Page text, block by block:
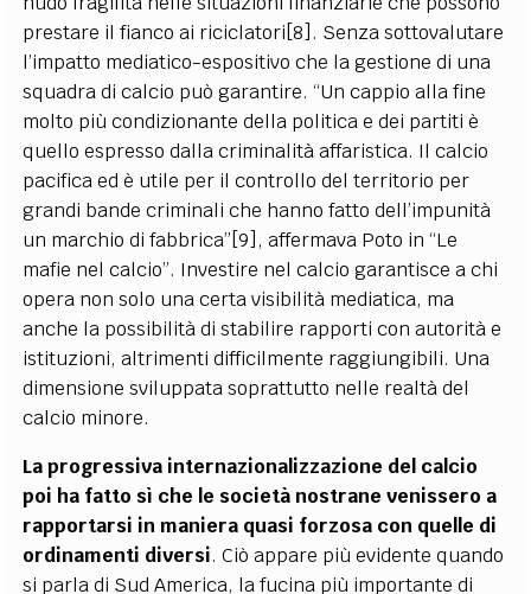
prestare il fianco ai riciclatori[8]. Senza sottovalutare
l’impatto mediatico-espositivo che la gestione di una
squadra di calcio può garantire. “Un cappio alla fine
molto più condizionante della politica e dei partiti è
quello espresso dalla criminalità affaristica. Il calcio
pacifica ed è utile per il controllo del territorio per
grandi bande criminali che hanno fatto dell’impunità
un marchio di fabbrica”[9], affermava Poto in “Le
mafie nel calcio”. Investire nel calcio garantisce a chi
opera non solo una certa visibilità mediatica, ma
anche la possibilità di stabilire rapporti con autorità e
istituzioni, altrimenti difficilmente raggiungibili. Una
dimensione sviluppata soprattutto nelle realtà del
calcio minore.
La progressiva internazionalizzazione del calcio
poi ha fatto sì che le società nostrane venissero a
rapportarsi in maniera quasi forzosa con quelle di
ordinamenti diversi. Ciò appare più evidente quando
si parla di Sud America, la fucina più importante di